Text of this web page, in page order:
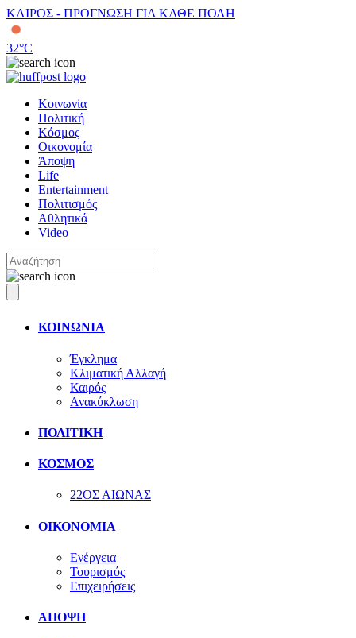
ΚΑΙΡΟΣ - ΠΡΟΓΝΩΣΗ ΓΙΑ ΚΑΘΕ ΠΟΛΗ
32°C
Κοινωνία
Πολιτική
Κόσμος
Οικονομία
Άποψη
Life
Entertainment
Πολιτισμός
Αθλητικά
Video
ΚΟΙΝΩΝΙΑ
Έγκλημα
Κλιματική Αλλαγή
Καιρός
Ανακύκλωση
ΠΟΛΙΤΙΚΗ
ΚΟΣΜΟΣ
22ΟΣ ΑΙΩΝΑΣ
ΟΙΚΟΝΟΜΙΑ
Ενέργεια
Τουρισμός
Επιχειρήσεις
ΑΠΟΨΗ